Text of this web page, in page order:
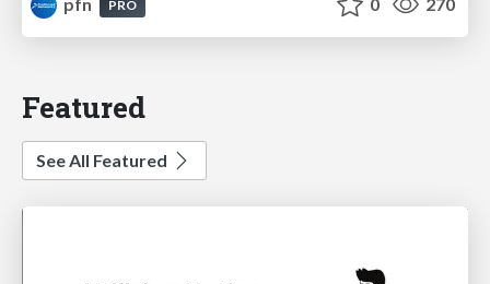
PRO
Featured
See All Featured